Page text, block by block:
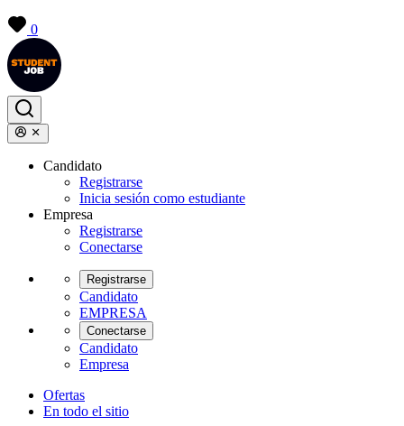
0
Candidato
Registrarse
Inicia sesión como estudiante
Empresa
Registrarse
Conectarse
Registrarse
Candidato
EMPRESA
Conectarse
Candidato
Empresa
Ofertas
En todo el sitio